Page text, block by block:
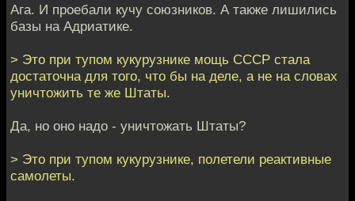
Ага. И проебали кучу союзников. А также лишились
базы на Адриатике.
> Это при тупом кукурузнике мощь СССР стала
достаточна для того, что бы на деле, а не на словах
уничтожить те же Штаты.
Да, но оно надо - уничтожать Штаты?
> Это при тупом кукурузнике, полетели реактивные
самолеты.